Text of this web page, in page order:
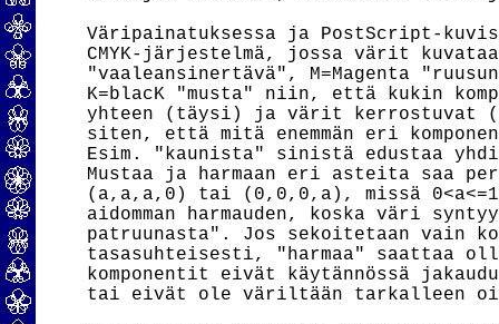
Väripainatuksessa ja PostScript-
CMYK-järjestelmä, jossa värit
"vaaleansinertävä", M=Magenta
K=blacK "musta" niin, että kukin
yhteen (täysi) ja värit kerrostuvat
siten, että mitä enemmän eri
Esim. "kaunista" sinistä edustaa
Mustaa ja harmaan eri asteita saa
(a,a,a,0) tai (0,0,0,a), missä
aidomman harmauden, koska väri
patruunasta". Jos sekoitetaan vain
tasasuhteisesti, "harmaa" saattaa
komponentit eivät käytännössä
tai eivät ole väriltään tarkalleen